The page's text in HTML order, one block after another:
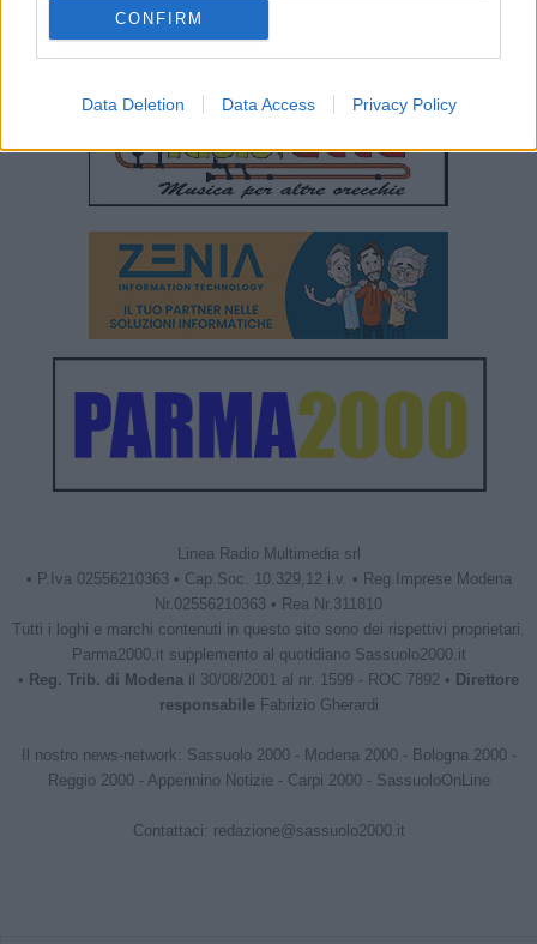
CONFIRM
Data Deletion Data Access Privacy Policy
Linea Radio Multimedia srl
• P.Iva 02556210363 • Cap.Soc. 10.329,12 i.v. • Reg.Imprese Modena
Nr.02556210363 • Rea Nr.311810
Tutti i loghi e marchi contenuti in questo sito sono dei rispettivi proprietari.
Parma2000.it supplemento al quotidiano Sassuolo2000.it
• Reg. Trib. di Modena il 30/08/2001 al nr. 1599 - ROC 7892 • Direttore
responsabileFabrizio Gherardi
Il nostro news-network: Sassuolo 2000- Modena 2000- Bologna 2000-
Reggio 2000- Appennino Notizie - Carpi 2000- SassuoloOnLine
Contattaci: redazione@sassuolo2000.it